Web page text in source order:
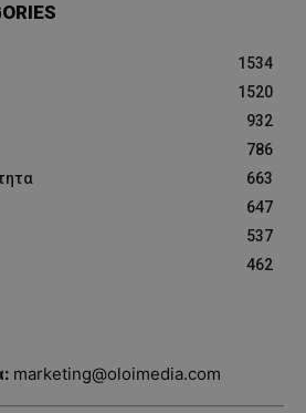
1534
1520
932
786
663
647
537
462
marketing@oloimedia.com